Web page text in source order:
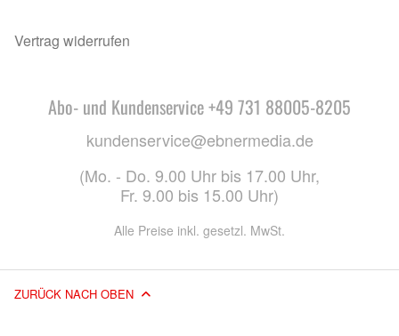
Vertrag widerrufen
Abo- und Kundenservice +49 731 88005-8205
kundenservice@ebnermedia.de
(Mo. - Do. 9.00 Uhr bis 17.00 Uhr,
Fr. 9.00 bis 15.00 Uhr)
Alle Preise inkl. gesetzl. MwSt.
ZURÜCK NACH OBEN